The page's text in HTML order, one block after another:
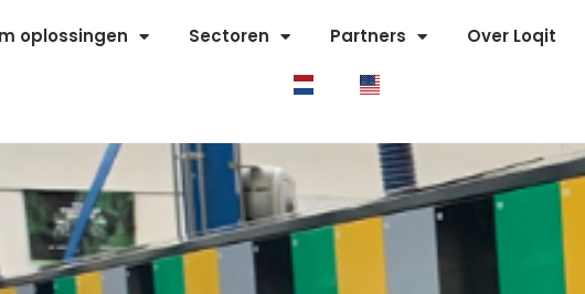
oplossingen Sectoren Partners Over Loqit
aan een betere